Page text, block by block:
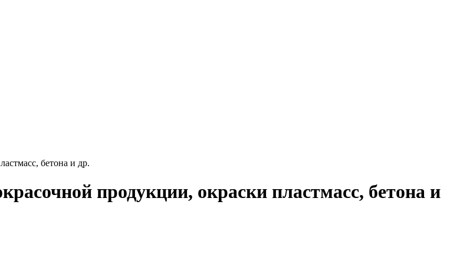
бетона и др.
продукции, окраски пластмасс, бетона и